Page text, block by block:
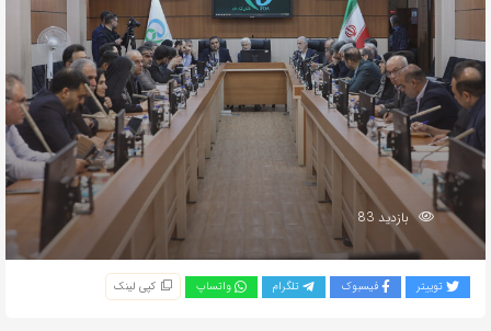
بازدید 83
توییتر فیسبوک تلگرام واتساپ کپی لینک